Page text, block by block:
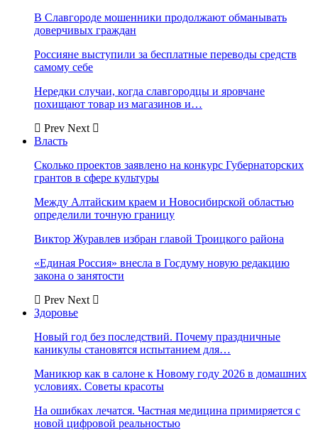
В Славгороде мошенники продолжают обманывать
доверчивых граждан
Россияне выступили за бесплатные переводы средств
самому себе
Нередки случаи, когда славгородцы и яровчане
похищают товар из магазинов и…
Prev Next
Власть
Сколько проектов заявлено на конкурс Губернаторских
грантов в сфере культуры
Между Алтайским краем и Новосибирской областью
определили точную границу
Виктор Журавлев избран главой Троицкого района
«Единая Россия» внесла в Госдуму новую редакцию
закона о занятости
Prev Next
Здоровье
Новый год без последствий. Почему праздничные
каникулы становятся испытанием для…
Маникюр как в салоне к Новому году 2026 в домашних
условиях. Советы красоты
На ошибках лечатся. Частная медицина примиряется с
новой цифровой реальностью